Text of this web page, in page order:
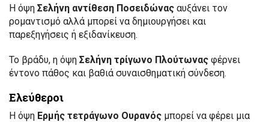
Η όψη Σελήνη αντίθεση Ποσειδώνας αυξάνει τον
ρομαντισμό αλλά μπορεί να δημιουργήσει και
παρεξηγήσεις ή εξιδανίκευση.
Το βράδυ, η όψη Σελήνη τρίγωνο Πλούτωνας φέρνει
έντονο πάθος και βαθιά συναισθηματική σύνδεση.
Ελεύθεροι
Η όψη Ερμής τετράγωνο Ουρανός μπορεί να φέρει μια